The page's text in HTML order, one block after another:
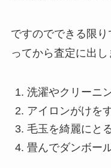
ですのでできる限
ってから査定に出し
洗濯やクリーニ
アイロンがけを
毛玉を綺麗にと
畳んでダンボー